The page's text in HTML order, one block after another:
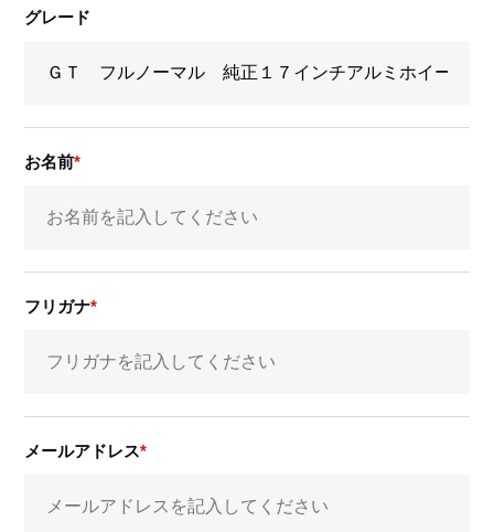
グレード
お名前
フリガナ
メールアドレス